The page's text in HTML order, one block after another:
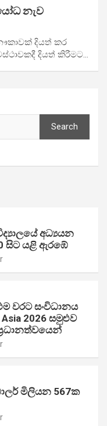
නැව
දියත් කර
දියත් කිරීමට…
Search
අධ්‍යයන
සිට යළි ඇරඹේ
වරට සංවිධානය
2026 සමුළුව
මිලියන 567ක